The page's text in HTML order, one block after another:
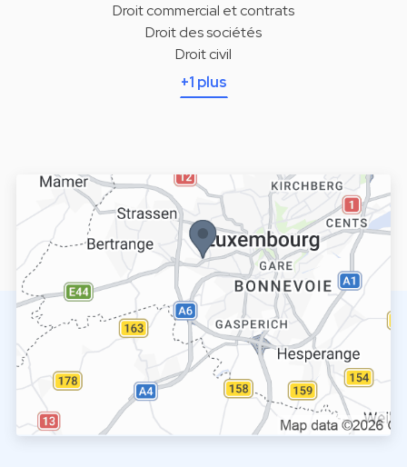
Droit commercial et contrats
Droit des sociétés
Droit civil
+1 plus